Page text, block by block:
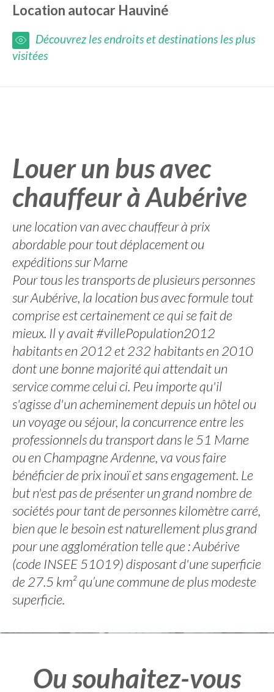
Location autocar Hauviné
Découvrez les endroits et destinations les plus
visitées
Louer un bus avec
chauffeur à Aubérive
une location van avec chauffeur à prix
abordable pour tout déplacement ou
expéditions sur Marne
Pour tous les transports de plusieurs personnes
sur Aubérive, la location bus avec formule tout
comprise est certainement ce qui se fait de
mieux. Il y avait #villePopulation2012
habitants en 2012 et 232 habitants en 2010
dont une bonne majorité qui attendait un
service comme celui ci. Peu importe qu'il
s'agisse d'un acheminement depuis un hôtel ou
un voyage ou séjour, la concurrence entre les
professionnels du transport dans le 51 Marne
ou en Champagne Ardenne, va vous faire
bénéficier de prix inouï et sans engagement. Le
but n'est pas de présenter un grand nombre de
sociétés pour tant de personnes kilomètre carré,
bien que le besoin est naturellement plus grand
pour une agglomération telle que : Aubérive
(code INSEE 51019) disposant d'une superficie
de 27.5 km² qu’une commune de plus modeste
superficie.
Ou souhaitez-vous